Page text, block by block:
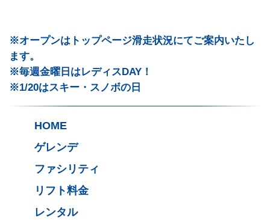
※オープンはトップページ滑走状況にてご案内いたし
ます。
※毎週金曜日はレディスDAY！
※1/20はスキー・スノボの日
HOME
ゲレンデ
ファシリティ
リフト料金
レンタル